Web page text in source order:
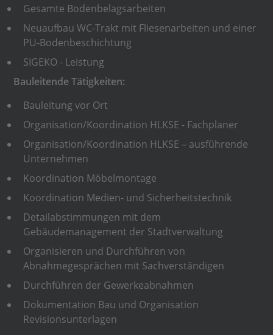
Gesamte Bodenbelagsarbeiten
Neuaufbau WC-Trakt mit Fliesenarbeiten und einer
PU-Bodenbeschichtung
SIGEKO - Leistung
Bauleitende Tätigkeiten:
Bauleitung vor Ort
Organisation/Koordination HLKSE - Fachplaner
Organisation/Koordination HLKSE – ausführende
Unternehmen
Koordination Möbelmontage
Koordination Medien- und Sicherheitstechnik
Detailabstimmungen mit dem
Gebäudemanagement der Stadtverwaltung
Organisieren und Durchführen von
Abnahmegesprächen mit Sachverständigen
Durchführen der Gewerkeabnahmen
Dokumentation Bau und Organisation
Revisionsunterlagen